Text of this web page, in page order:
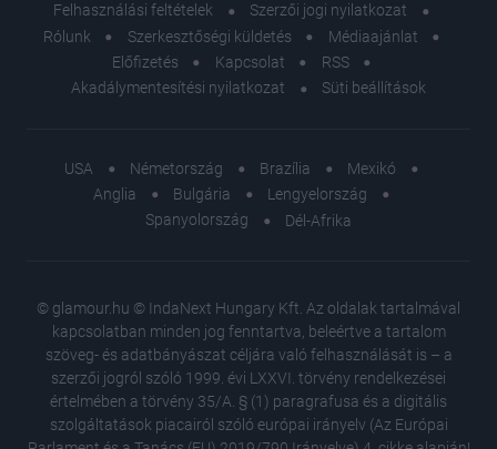
Felhasználási feltételek
Szerzői jogi nyilatkozat
Rólunk
Szerkesztőségi küldetés
Médiaajánlat
Előfizetés
Kapcsolat
RSS
Akadálymentesítési nyilatkozat
Süti beállítások
USA Németország Brazília
Mexikó
Anglia
Bulgária
Lengyelország
Spanyolország
Dél-Afrika
© glamour.hu © IndaNext Hungary Kft. Az oldalak tartalmával
kapcsolatban minden jog fenntartva, beleértve a tartalom
szöveg- és adatbányászat céljára való felhasználását is – a
szerzői jogról szóló 1999. évi LXXVI. törvény rendelkezései
értelmében a törvény 35/A. § (1) paragrafusa és a digitális
szolgáltatások piacairól szóló európai irányelv (Az Európai